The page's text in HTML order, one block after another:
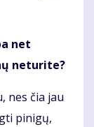
net
neturite?
nes čia jau
pinigų,